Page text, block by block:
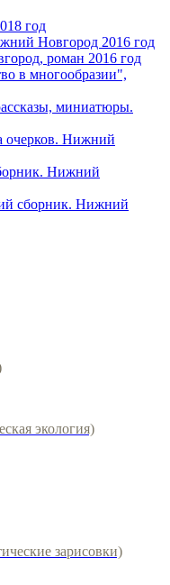
год
Новгород 2016 год
роман 2016 год
в многообразии",
миниатюры.
очерков. Нижний
Нижний
сборник. Нижний
экология)
зарисовки)